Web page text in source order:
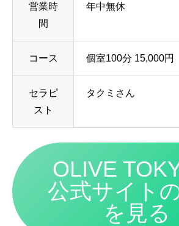
営業時
間
年中無休
コース 個室100分 15,000円
セラピ
スト
タクミさん
OLIVE
公式サイト
を見る